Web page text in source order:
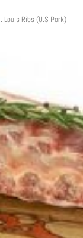
Louis Ribs (U.S Pork)